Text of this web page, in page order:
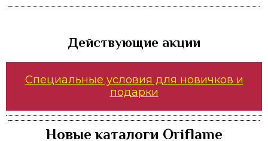
Действующие акции
Специальные условия для новичков и
подарки
Новые каталоги Oriflame